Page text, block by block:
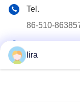
Tel.
86-510-
lira